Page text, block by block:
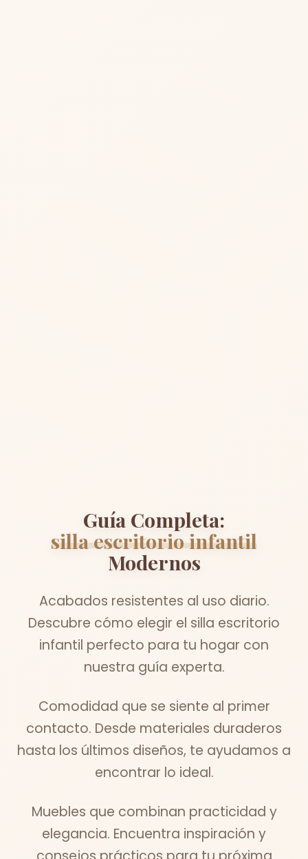
Guía Completa:
silla escritorio infantil
Modernos
Acabados resistentes al uso diario.
Descubre cómo elegir el silla escritorio
infantil perfecto para tu hogar con
nuestra guía experta.
Comodidad que se siente al primer
contacto. Desde materiales duraderos
hasta los últimos diseños, te ayudamos a
encontrar lo ideal.
Muebles que combinan practicidad y
elegancia. Encuentra inspiración y